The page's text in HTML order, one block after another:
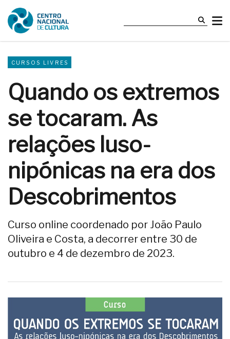
CURSOS LIVRES
Quando os extremos
se tocaram. As
relações luso-
nipónicas na era dos
Descobrimentos
Curso online coordenado por João Paulo
Oliveira e Costa, a decorrer entre 30 de
outubro e 4 de dezembro de 2023.